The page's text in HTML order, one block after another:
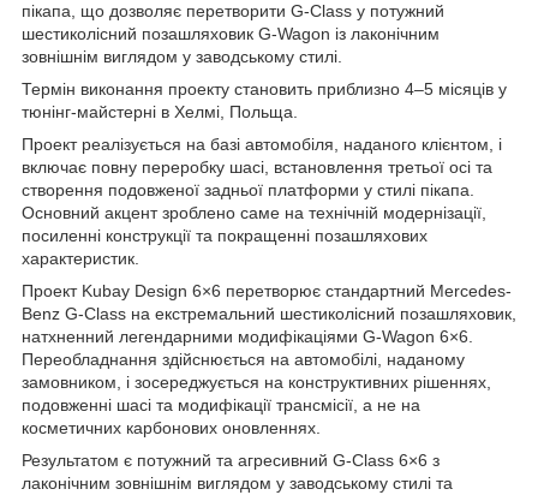
пікапа, що дозволяє перетворити G-Class у потужний
шестиколісний позашляховик G-Wagon із лаконічним
зовнішнім виглядом у заводському стилі.
Термін виконання проекту становить приблизно 4–5 місяців у
тюнінг-майстерні в Хелмі, Польща.
Проект реалізується на базі автомобіля, наданого клієнтом, і
включає повну переробку шасі, встановлення третьої осі та
створення подовженої задньої платформи у стилі пікапа.
Основний акцент зроблено саме на технічній модернізації,
посиленні конструкції та покращенні позашляхових
характеристик.
Проект Kubay Design 6×6 перетворює стандартний Mercedes-
Benz G-Class на екстремальний шестиколісний позашляховик,
натхненний легендарними модифікаціями G-Wagon 6×6.
Переобладнання здійснюється на автомобілі, наданому
замовником, і зосереджується на конструктивних рішеннях,
подовженні шасі та модифікації трансмісії, а не на
косметичних карбонових оновленнях.
Результатом є потужний та агресивний G-Class 6×6 з
лаконічним зовнішнім виглядом у заводському стилі та